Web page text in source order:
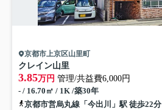
京都市上京区山里町
クレイン山里
3.85万円 管理/共益費6,000円
- / 16.70㎡ / 1K /築30年
京都市営烏丸線「今出川」駅 徒歩22分